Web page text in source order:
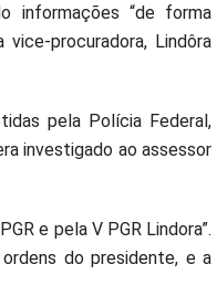
informações “de forma
procuradora, Lindôra
pela Polícia Federal,
investigado ao assessor
e pela V PGR Lindora”.
do presidente, e a